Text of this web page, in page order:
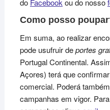
do Facebookou do nosso
Como posso
Em suma, ao realizar
pode usufruir deportes
Portugal Continental.
Açores) terá que
comercial. Poderá
campanhas em vigor.